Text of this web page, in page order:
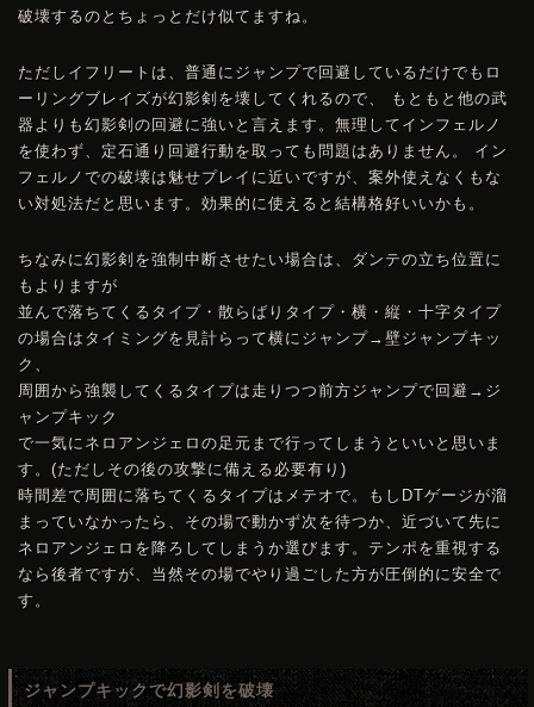
破壊するのとちょっとだけ似てますね。
ただしイフリートは、普通にジャンプで回避しているだけでもロ
ーリングブレイズが幻影剣を壊してくれるので、 もともと他の武
器よりも幻影剣の回避に強いと言えます。無理してインフェルノ
を使わず、定石通り回避行動を取っても問題はありません。 イン
フェルノでの破壊は魅せプレイに近いですが、案外使えなくもな
い対処法だと思います。効果的に使えると結構格好いいかも。
ちなみに幻影剣を強制中断させたい場合は、ダンテの立ち位置に
もよりますが
並んで落ちてくるタイプ・散らばりタイプ・横・縦・十字タイプ
の場合はタイミングを見計らって横にジャンプ→壁ジャンプキッ
ク、
周囲から強襲してくるタイプは走りつつ前方ジャンプで回避→ジ
ャンプキック
で一気にネロアンジェロの足元まで行ってしまうといいと思いま
す。(ただしその後の攻撃に備える必要有り)
時間差で周囲に落ちてくるタイプはメテオで。もしDTゲージが溜
まっていなかったら、その場で動かず次を待つか、近づいて先に
ネロアンジェロを降ろしてしまうか選びます。テンポを重視する
なら後者ですが、当然その場でやり過ごした方が圧倒的に安全で
す。
ジャンプキックで幻影剣を破壊